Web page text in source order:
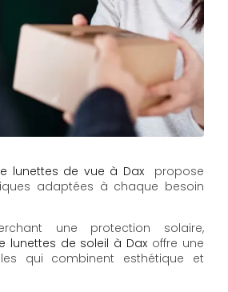
lunettes de vue à Daxpropose
adaptées à chaque besoin
une protection solaire,
lunettes de soleil à Dax offre une
qui combinent esthétique et